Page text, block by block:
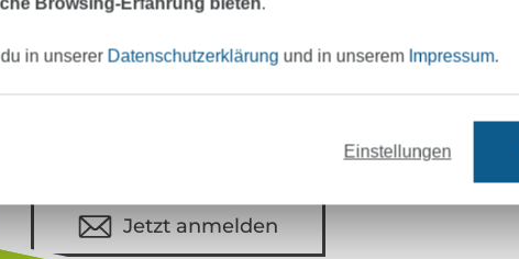
Sei immer auf dem neuesten Stand & erhalte einen
Jetzt anmelden
in unserer Datenschutzerklärung und in unserem Impressum.
Einstellungen